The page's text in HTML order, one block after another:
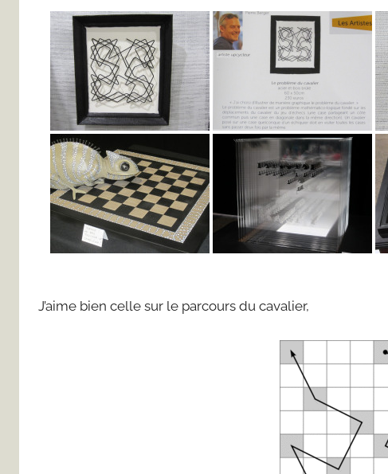
r
d
J
u
s
t
J’aime bien celle sur le parcours du cavalier,